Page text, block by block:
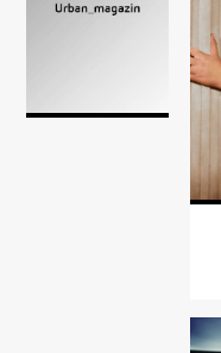
stolom
u